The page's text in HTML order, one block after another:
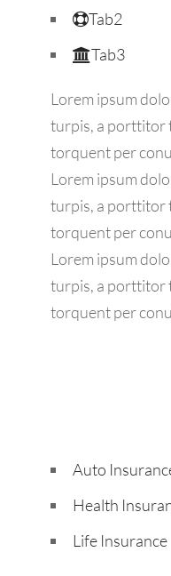
Tab2
Tab3
Lorem ipsum
turpis, a porttitor
torquent per
Lorem ipsum
turpis, a porttitor
torquent per
Lorem ipsum
turpis, a porttitor
torquent per
Auto
Health
Life Insurance